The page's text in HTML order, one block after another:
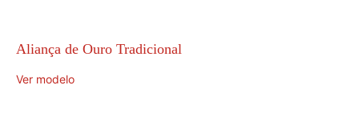
Aliança de Ouro Tradicional
Ver modelo